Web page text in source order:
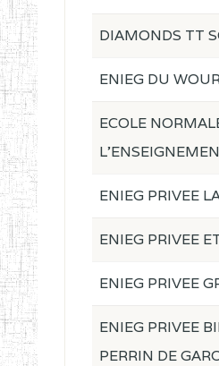
DIAMONDS TT
ENIEG DU
ECOLE
ENIEG PRIVEE
ENIEG PRIVEE
ENIEG PRIVEE
ENIEG PRIVEE
PERRIN DE